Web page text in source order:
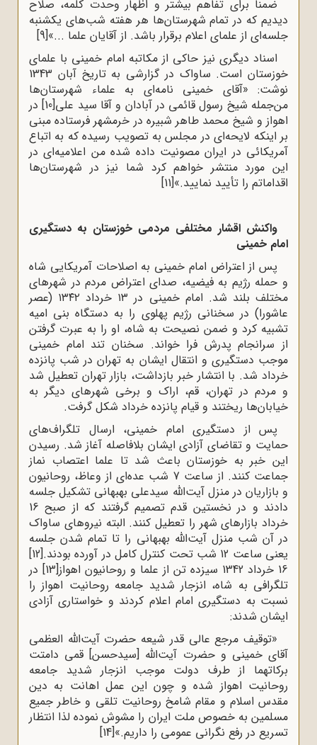
ضمناً برای تفاهم بیشتر و اظهار وحدت کلمه، صلاح
دیدیم که در تمام شهرستان‌ها هر هفته شب‌های یکشنبه
جلسه‌ای از علمای اعلام برقرار باشد. از آقایان علما ...»[9]
اسناد دیگری نیز حاکی از مکاتبه امام خمینی با علمای
خوزستان است. ساواک در گزارشی به تاریخ آبان 1343
نوشت: «آقای خمینی نامه‌ای به علماء شهرستان‌ها
من‌جمله شیخ رسول قائمی در آبادان و آقا سید علی[10]
در
اهواز و شیخ محمد طاهر شبیره در خرمشهر فرستاده مبنی
بر اینکه لایحه‌ای در مجلس به تصویب رسیده که به اتباع
آمریکائی در ایران مصونیت داده شده من اعلامیه‌ای در
این مورد منتشر خواهم کرد شما نیز در شهر‌ستان‌ها
اقداماتم را تأیید نمایید.»[11]
واکنش اقشار مختلفی مردمی خوزستان به دستگیری
امام خمینی
پس از اعتراض امام خمینی به اصلاحات آمریکایی شاه
و حمله رژیم به فیضیه، صدای اعتراض مردم در شهرهای
مختلف بلند شد. امام خمینی در ۱۳ خرداد ۱۳۴۲ (عصر
عاشورا) در سخنانی رژیم پهلوی را به دستگاه بنی امیه
تشبیه کرد و ضمن نصیحت به شاه، او را به عبرت گرفتن
از سرانجام پدرش فرا خواند. سخنان تند امام خمینی
موجب دستگیری و انتقال ایشان به تهران در شب پانزده
خرداد شد. با انتشار خبر بازداشت، بازار تهران تعطیل شد
و مردم در تهران، قم، اراک و برخی شهرهای دیگر به
خیابان‌ها ریختند و قیام پانزده خرداد شکل گرفت.
پس از دستگیری امام خمینی، ارسال تلگراف‌های
حمایت و تقاضای آزادی ایشان بلافاصله آغاز شد. رسیدن
این خبر به خوزستان باعث شد تا علما اعتصاب نماز
جماعت کنند. از ساعت 7 شب عده‌ای از وعاظ، روحانیون
و بازاریان در منزل آیت‌الله سیدعلی بهبهانی تشکیل جلسه
دادند و در نخستین قدم تصمیم گرفتند که از صبح 16
خرداد بازارهای شهر را تعطیل کنند. البته نیروهای ساواک
در آن شب منزل آیت‌الله بهبهانی را تا تمام شدن جلسه
یعنی ساعت 12 شب تحت کنترل کامل در آورده بودند.
[12]
16 خرداد 1342 سیزده تن از علما و روحانیون اهواز
[13]
در
تلگرافی به شاه، انزجار شدید جامعه روحانیت اهواز را
نسبت به دستگیری امام اعلام کردند و خواستاری آزادی
ایشان شدند:
«توقیف مرجع عالی قدر شیعه حضرت آیت‌الله العظمی
آقای خمینی و حضرت آیت‌الله [سیدحسن] قمی دامتت
برکاتهما از طرف دولت موجب انزجار شدید جامعه
روحانیت اهواز شده و چون این عمل اهانت به دین
مقدس اسلام و مقام شامخ روحانیت تلقی و خاطر جمیع
مسلمین به خصوص ملت ایران را مشوش نموده لذا انتظار
تسریع در رفع نگرانی عمومی را داریم.»[14]